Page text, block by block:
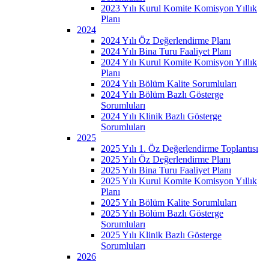
2023 Yılı Kurul Komite Komisyon Yıllık
Planı
2024
2024 Yılı Öz Değerlendirme Planı
2024 Yılı Bina Turu Faaliyet Planı
2024 Yılı Kurul Komite Komisyon Yıllık
Planı
2024 Yılı Bölüm Kalite Sorumluları
2024 Yılı Bölüm Bazlı Gösterge
Sorumluları
2024 Yılı Klinik Bazlı Gösterge
Sorumluları
2025
2025 Yılı 1. Öz Değerlendirme Toplantısı
2025 Yılı Öz Değerlendirme Planı
2025 Yılı Bina Turu Faaliyet Planı
2025 Yılı Kurul Komite Komisyon Yıllık
Planı
2025 Yılı Bölüm Kalite Sorumluları
2025 Yılı Bölüm Bazlı Gösterge
Sorumluları
2025 Yılı Klinik Bazlı Gösterge
Sorumluları
2026